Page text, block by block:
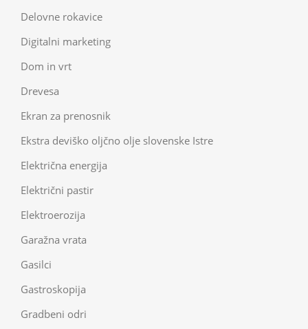
Delovne rokavice
Digitalni marketing
Dom in vrt
Drevesa
Ekran za prenosnik
Ekstra deviško oljčno olje slovenske Istre
Električna energija
Električni pastir
Elektroerozija
Garažna vrata
Gasilci
Gastroskopija
Gradbeni odri